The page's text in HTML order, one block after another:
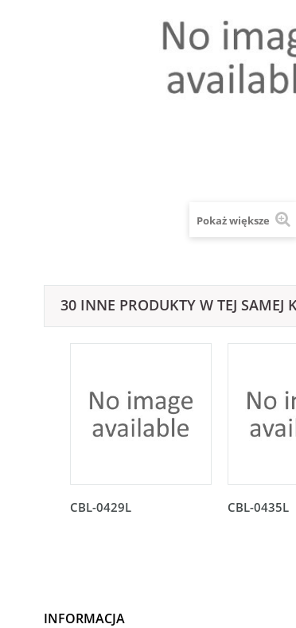
Pokaż większe
30 INNE PRODUKTY W TEJ SAMEJ
CBL-0429L CBL-0435L
INFORMACJA